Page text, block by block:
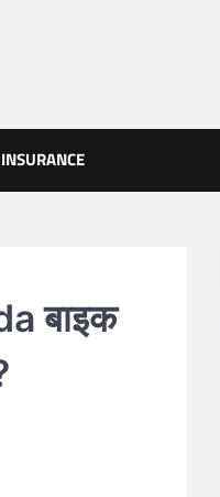
INSURANCE
बाइक